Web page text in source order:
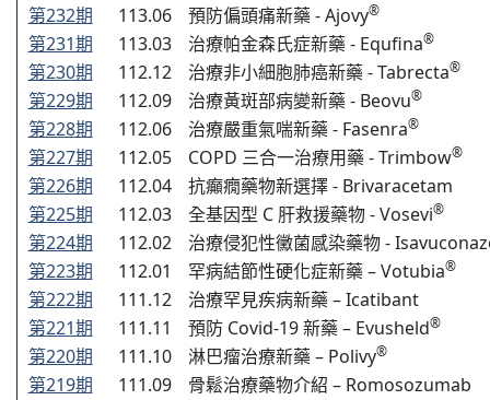
第232期 113.06 預防偏頭痛新藥 - Ajovy®
第231期 113.03 治療帕金森氏症新藥 - Equfina®
第230期 112.12 治療非小細胞肺癌新藥 - Tabrecta®
第229期 112.09 治療黃斑部病變新藥 - Beovu®
第228期 112.06 治療嚴重氣喘新藥 - Fasenra®
第227期 112.05 COPD 三合一治療用藥 - Trimbow®
第226期 112.04
抗癲癇藥物新選擇 - Brivaracetam
第225期
112.03 全基因型 C 肝救援藥物 - Vosevi®
第224期 112.02
治療侵犯性黴菌感染藥物 -
第223期
112.01 罕病結節性硬化症新藥 – Votubia®
第222期 111.12
治療罕見疾病新藥 – Icatibant
第221期
111.11 預防 Covid-19 新藥 – Evusheld®
第220期 111.10 淋巴瘤治療新藥 – Polivy®
第219期 111.09
骨鬆治療藥物介紹 – Romosozumab